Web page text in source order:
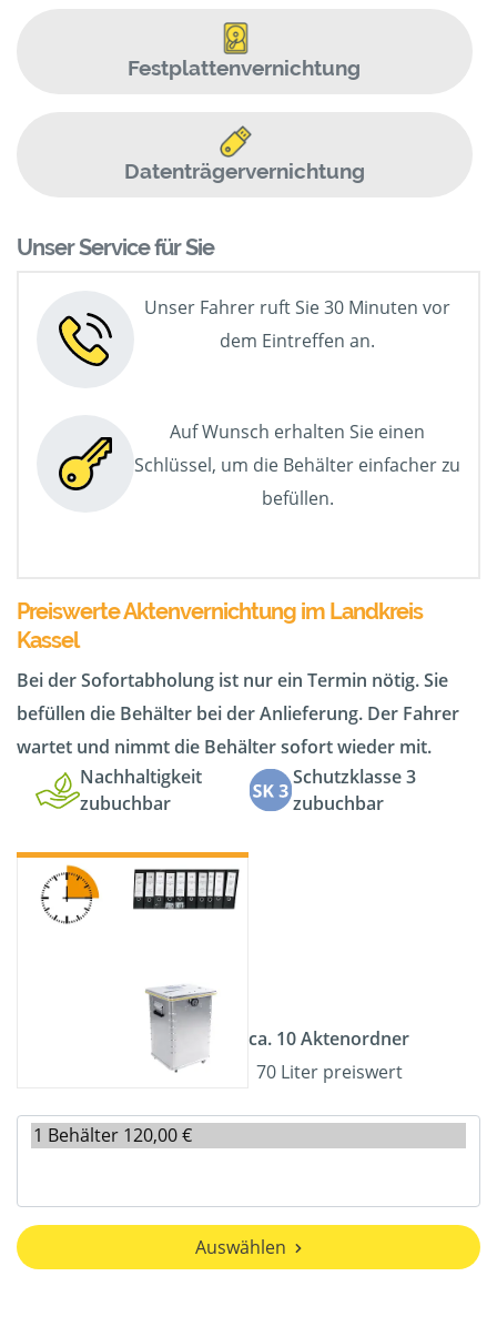
Festplattenvernichtung
Datenträgervernichtung
Unser Service für Sie
Unser Fahrer ruft Sie 30 Minuten vor
dem Eintreffen an.
Auf Wunsch erhalten Sie einen
Schlüssel, um die Behälter einfacher zu
befüllen.
Preiswerte Aktenvernichtung im Landkreis
Kassel
Bei der Sofortabholung ist nur ein Termin nötig. Sie
befüllen die Behälter bei der Anlieferung. Der Fahrer
wartet und nimmt die Behälter sofort wieder mit.
Nachhaltigkeit
zubuchbar
Schutzklasse 3
zubuchbar
ca. 10 Aktenordner
70 Liter preiswert
Auswählen